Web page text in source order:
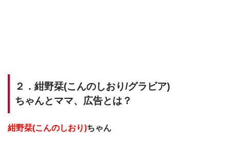
２．紺野栞(こんのしおり/グラビア)
ちゃんとママ、広告とは？
紺野栞(こんのしおり)ちゃん